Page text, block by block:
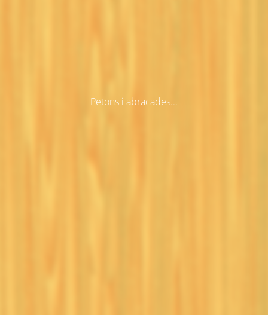
Petons i abraçades...